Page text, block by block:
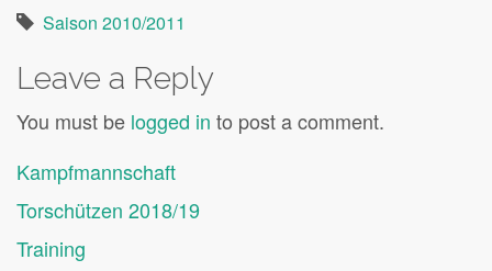
Saison 2010/2011
Leave a Reply
You must be logged in to post a comment.
Kampfmannschaft
Torschützen 2018/19
Training